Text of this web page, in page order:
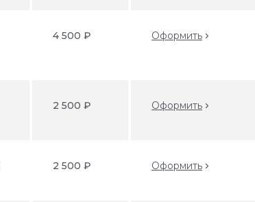
4 500 ₽ Оформить
2 500 ₽ Оформить
2 500 ₽ Оформить